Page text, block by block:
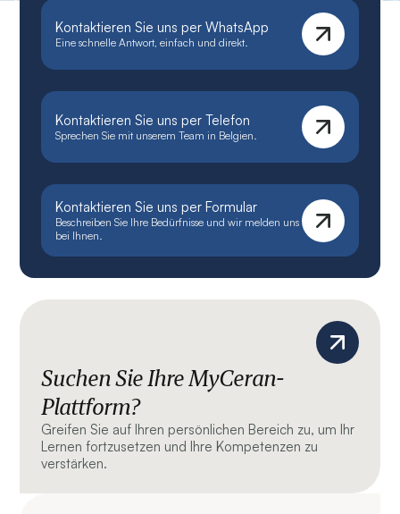
Kontaktieren Sie uns per WhatsApp
Eine schnelle Antwort, einfach und direkt.
Kontaktieren Sie uns per Telefon
Sprechen Sie mit unserem Team in Belgien.
Kontaktieren Sie uns per Formular
Beschreiben Sie Ihre Bedürfnisse und wir melden uns
bei Ihnen.
Suchen Sie Ihre MyCeran-
Plattform?
Greifen Sie auf Ihren persönlichen Bereich zu, um Ihr
Lernen fortzusetzen und Ihre Kompetenzen zu
verstärken.